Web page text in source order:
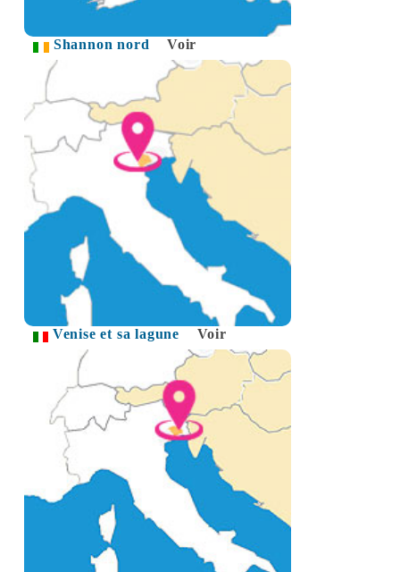
Shannon nord Voir
Venise et sa lagune Voir